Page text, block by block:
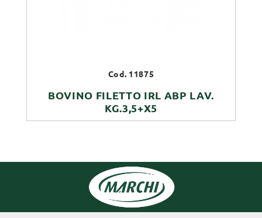
Cod. 11875
BOVINO FILETTO IRL ABP LAV.
KG.3,5+X5